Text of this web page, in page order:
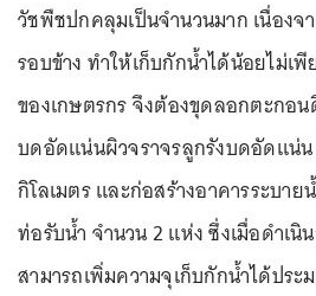
วัชพืชปกคลุมเป็นจำนวนมาก เนื่อง
รอบข้าง ทำให้เก็บกักน้ำได้น้อยไม่เ
ของเกษตรกร จึงต้องขุดลอกตะกอ
บดอัดแน่นผิวจราจรลูกรังบดอัดแน่น
กิโลเมตร และก่อสร้างอาคารระบาย
ท่อรับน้ำ จำนวน 2 แห่ง ซึ่งเมื่อดำเนิ
สามารถเพิ่มความจุเก็บกักน้ำได้ปร